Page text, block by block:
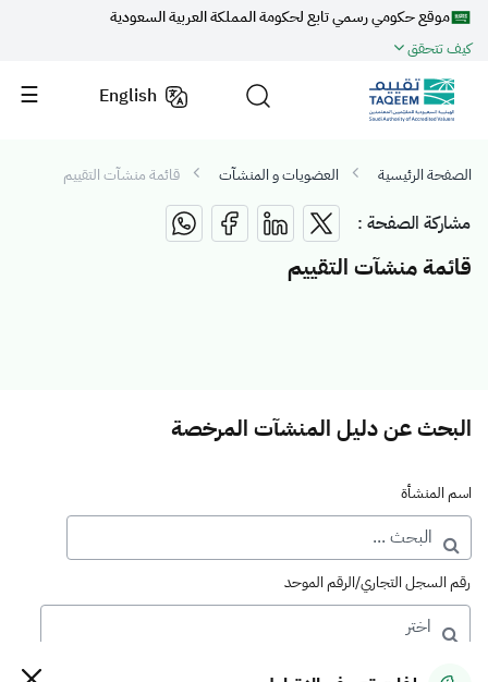
موقع حكومي رسمي تابع لحكومة المملكة العربية السعودية
كيف تتحقق
English
الصفحة الرئيسية العضويات و المنشآت قائمة منشآت التقييم
مشاركة الصفحة :
قائمة منشآت التقييم
البحث عن دليل المنشآت المرخصة
اسم المنشأة
رقم السجل التجاري/الرقم الموحد
رقم الترخيص